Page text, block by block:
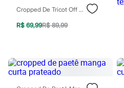
Personagens
Plus size
Blusas e Camisetas
Casacos e Jaquetas
Jeans
Moda esportiva
Shorts e Bermudas
Cropped De Tricot Off White
R$ 69,99R$ 89,99